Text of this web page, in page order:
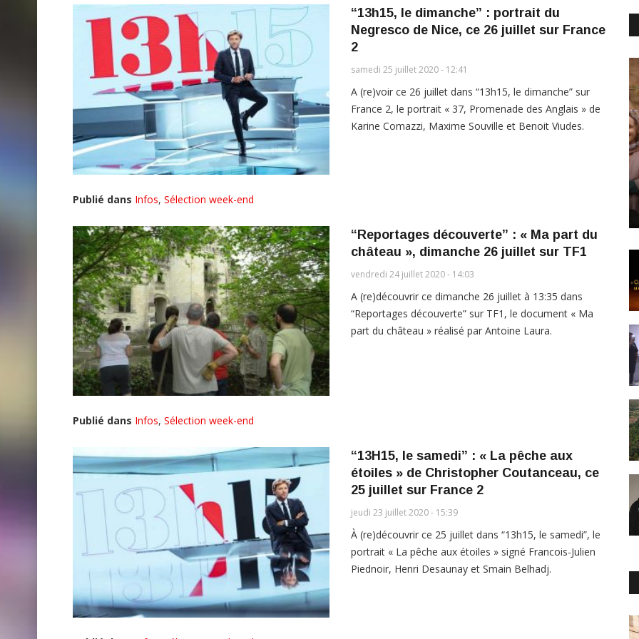
“13h15, le dimanche” : portrait du
Negresco de Nice, ce 26 juillet sur France
2
samedi 25 juillet 2020 - 12:41
A (re)voir ce 26 juillet dans “13h15, le dimanche” sur
France 2, le portrait « 37, Promenade des Anglais » de
Karine Comazzi, Maxime Souville et Benoit Viudes.
Publié dans Infos, Sélection week-end
“Reportages découverte” : « Ma part du
château », dimanche 26 juillet sur TF1
vendredi 24 juillet 2020 - 14:03
A (re)découvrir ce dimanche 26 juillet à 13:35 dans
“Reportages découverte” sur TF1, le document « Ma
part du château » réalisé par Antoine Laura.
Publié dans Infos, Sélection week-end
“13H15, le samedi” : « La pêche aux
étoiles » de Christopher Coutanceau, ce
25 juillet sur France 2
jeudi 23 juillet 2020 - 15:39
À (re)découvrir ce 25 juillet dans “13h15, le samedi”, le
portrait « La pêche aux étoiles » signé Francois-Julien
Piednoir, Henri Desaunay et Smain Belhadj.